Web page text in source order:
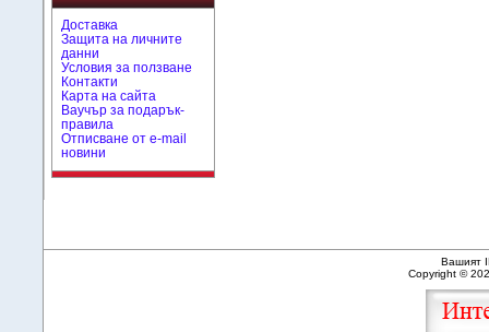
Доставка
Защита на личните
данни
Условия за ползване
Контакти
Карта на сайта
Ваучър за подарък-
правила
Отписване от e-mail
новини
Вашият
Copyright ©